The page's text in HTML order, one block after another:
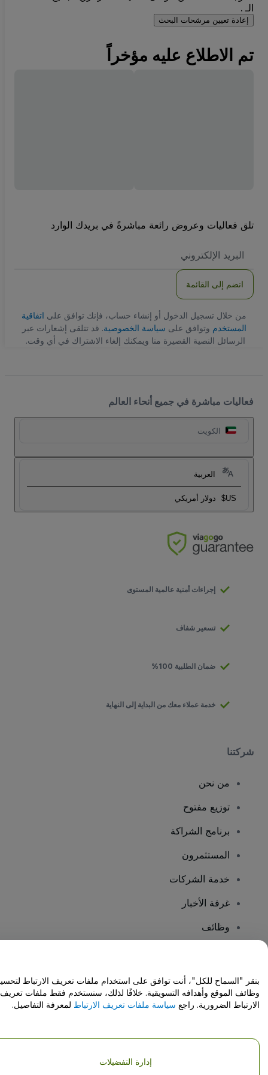
الـ .
إعادة تعيين مرشحات البحث
تم الاطلاع عليه مؤخراً
تلق فعاليات وعروض رائعة مباشرةً في بريدك الوارد
الاكتروني
انضم إلى القائمة
من خلال تسجيل الدخول أو إنشاء حساب، فإنك توافق على اتفاقية
المستخدم وتوافق على سياسة الخصوصية. قد تتلقى إشعارات عبر
الرسائل النصية القصيرة منا ويمكنك إلغاء الاشتراك في أي وقت.
فعاليات مباشرة في جميع أنحاء العالم
الكويت
العربية
US$ دولار أمريكي
إجراءات أمنية عالمية المستوى
تسعير شفاف
ضمان الطلبية 100%
خدمة عملاء معك من البداية إلى النهاية
شركتنا
من نحن
توزيع مفتوح
برنامج الشراكة
المستثمرون
خدمة الشركات
غرفة الأخبار
وظائف
مركز المساعدة / اتصل بنا
حقوق النشر © شركة فياجوجو المحدودة 2026
تفاصيل الشركة
بنقر "السماح للكل"، أنت توافق على استخدام ملفات تعريف الارتباط
وظائف الموقع وأهدافه التسويقية. خلافًا لذلك، سنستخدم فقط ملفات تعريف
الارتباط الضرورية. راجع سياسة ملفات تعريف الارتباط لمعرفة التفاصيل.
إدارة التفضيلات